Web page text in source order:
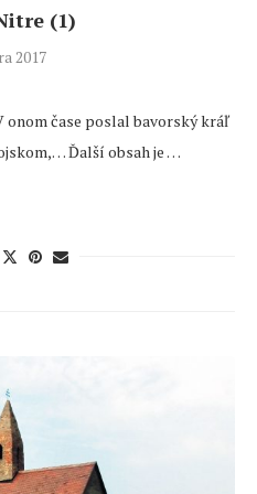
(1)
2017
onom čase poslal bavorský kráľ
Ďalší obsah je …